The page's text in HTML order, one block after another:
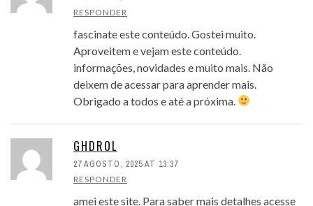
RESPONDER
fascinate este conteúdo. Gostei muito.
Aproveitem e vejam este conteúdo.
informações, novidades e muito mais. Não
deixem de acessar para aprender mais.
Obrigado a todos e até a próxima.
GHDROL
27 AGOSTO, 2025 AT 13:37
RESPONDER
amei este site. Para saber mais detalhes acesse